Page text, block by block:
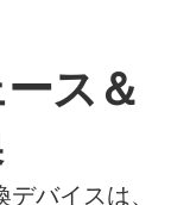
ス＆
バイスは、